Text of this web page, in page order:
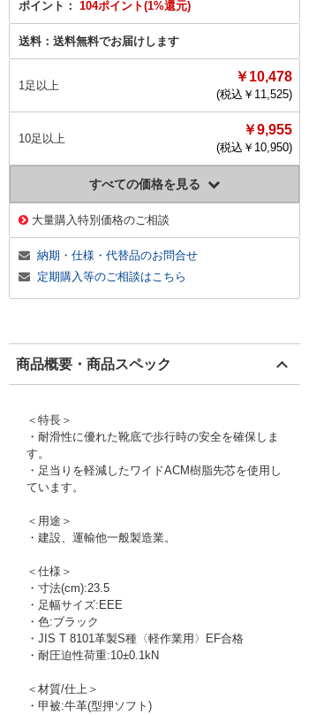
ポイント： 104ポイント(1%還元)
送料： 送料無料でお届けします
1足以上
￥10,478
(税込￥ 11,525)
10足以上
￥9,955
(税込￥ 10,950)
すべての価格を見る
大量購入特別価格のご相談
納期・仕様・代替品のお問合せ
定期購入等のご相談はこちら
商品概要・商品スペック
＜特長＞
・耐滑性に優れた靴底で歩行時の安全を確保しま
す。
・足当りを軽減したワイドACM樹脂先芯を使用し
ています。
＜用途＞
・建設、運輸他一般製造業。
＜仕様＞
・寸法(cm):23.5
・足幅サイズ:EEE
・色:ブラック
・JIS T 8101革製S種〈軽作業用〉EF合格
・耐圧迫性荷重:10±0.1kN
＜材質/仕上＞
・甲被:牛革(型押ソフト)